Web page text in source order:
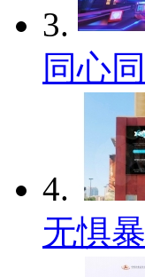
3.
同心
4.
无惧